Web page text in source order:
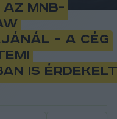
MNB-
– a cég
is érdekelt